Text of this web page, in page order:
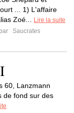
... 1) L'affaire
Zoé...
Lire la suite
Saucrates
60, Lanzmann
de fond sur des